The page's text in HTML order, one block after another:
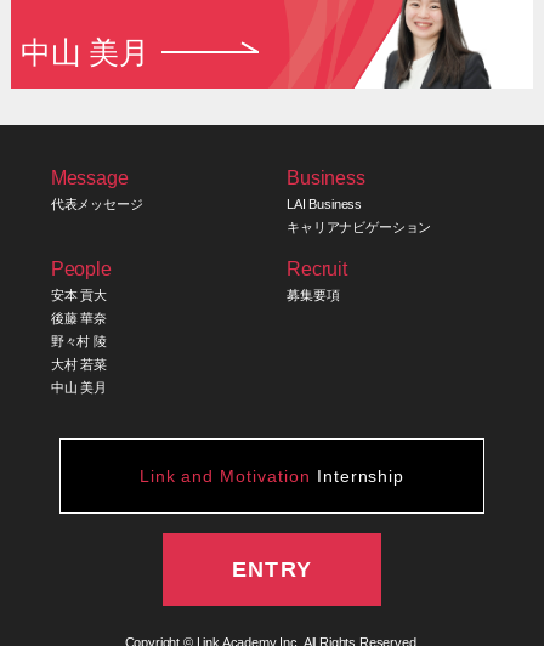
中山 美月
Message
代表メッセージ
Business
LAI Business
キャリアナビゲーション
People
安本 貢大
後藤 華奈
野々村 陵
大村 若菜
中山 美月
Recruit
募集要項
Link and Motivation Internship
ENTRY
Copyright © Link Academy Inc. All Rights Reserved.